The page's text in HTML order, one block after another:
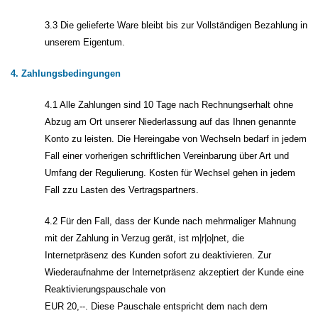
3.3 Die gelieferte Ware bleibt bis zur Vollständigen Bezahlung in
unserem Eigentum.
4. Zahlungsbedingungen
4.1 Alle Zahlungen sind 10 Tage nach Rechnungserhalt ohne
Abzug am Ort unserer Niederlassung auf das Ihnen genannte
Konto zu leisten. Die Hereingabe von Wechseln bedarf in jedem
Fall einer vorherigen schriftlichen Vereinbarung über Art und
Umfang der Regulierung. Kosten für Wechsel gehen in jedem
Fall zzu Lasten des Vertragspartners.
4.2 Für den Fall, dass der Kunde nach mehrmaliger Mahnung
mit der Zahlung in Verzug gerät, ist m|r|o|net, die
Internetpräsenz des Kunden sofort zu deaktivieren. Zur
Wiederaufnahme der Internetpräsenz akzeptiert der Kunde eine
Reaktivierungspauschale von
EUR 20,--. Diese Pauschale entspricht dem nach dem